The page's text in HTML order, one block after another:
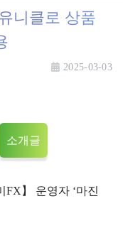
니클로 상품
2025-03-03
소개글
】 운영자 ‘마진